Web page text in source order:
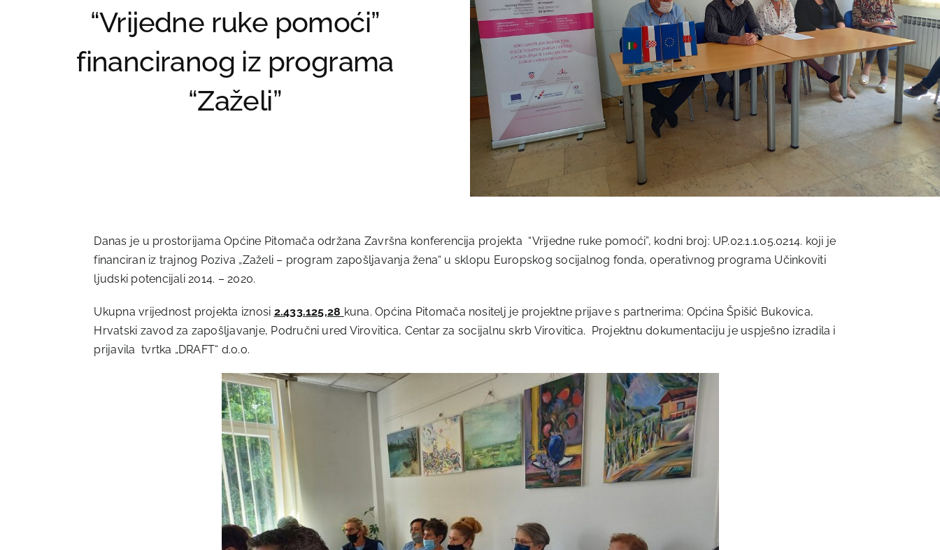
“Vrijedne ruke pomoći”
financiranog iz programa
“Zaželi”
Danas je u prostorijama Općine Pitomača održana Završna konferencija projekta “Vrijedne ruke pomoći”, kodni broj: UP.02.1.1.05.0214. koji je
financiran iz trajnog Poziva „Zaželi – program zapošljavanja žena“ u sklopu Europskog socijalnog fonda, operativnog programa Učinkoviti
ljudski potencijali 2014. – 2020.
Ukupna vrijednost projekta iznosi 2.433.125,28 kuna. Općina Pitomača nositelj je projektne prijave s partnerima: Općina Špišić Bukovica,
Hrvatski zavod za zapošljavanje, Područni ured Virovitica, Centar za socijalnu skrb Virovitica. Projektnu dokumentaciju je uspješno izradila i
prijavila tvrtka „DRAFT“ d.o.o.